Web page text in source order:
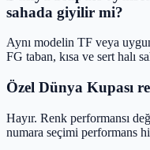
sahada giyilir mi?
Aynı modelin TF veya
FG taban, kısa ve sert halı
Özel Dünya Kupası
Hayır. Renk performansı
numara seçimi performans